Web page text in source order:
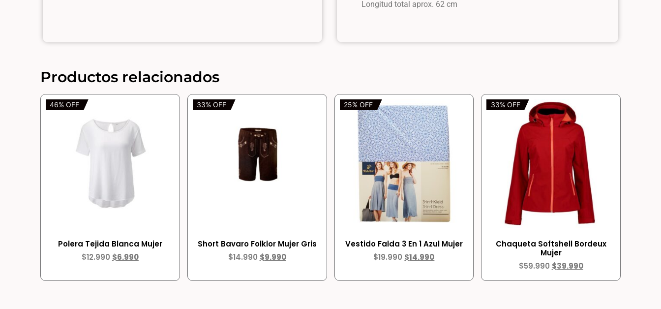
Longitud total aprox. 62 cm
Productos relacionados
46% OFF
Polera Tejida Blanca Mujer
$12.990 $6.990
33% OFF
Short Bavaro Folklor Mujer Gris
$14.990 $9.990
25% OFF
Vestido Falda 3 En 1 Azul Mujer
$19.990 $14.990
33% OFF
Chaqueta Softshell Bordeux
Mujer
$59.990 $39.990